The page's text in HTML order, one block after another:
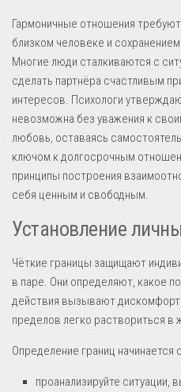
Гармоничные отношения
близком человеке и
Многие люди сталкиваются с
сделать партнёра счастливым
интересов. Психологи
невозможна без уважения к
любовь, оставаясь
ключом к долгосрочным
принципы построения
себя ценным и свободным.
Установление
Чёткие границы защищают
в паре. Они определяют, какое
действия вызывают
пределов легко раствориться в
Определение границ начинается
проанализируйте